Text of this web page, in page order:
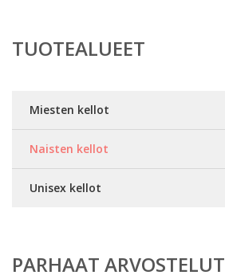
TUOTEALUEET
Miesten kellot
Naisten kellot
Unisex kellot
PARHAAT ARVOSTELUT